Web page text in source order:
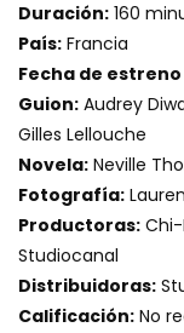
Duración: 160
País: Francia
Fecha de estreno
Guion: Audrey
Gilles Lellouche
Novela: Neville
Fotografía:
Productoras: Chi-
Studiocanal
Distribuidoras:
Calificación: No